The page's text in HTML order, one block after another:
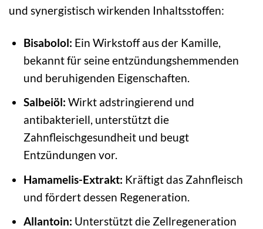
und synergistisch wirkenden Inhaltsstoffen:
Bisabolol: Ein Wirkstoff aus der Kamille,
bekannt für seine entzündungshemmenden
und beruhigenden Eigenschaften.
Salbeiöl: Wirkt adstringierend und
antibakteriell, unterstützt die
Zahnfleischgesundheit und beugt
Entzündungen vor.
Hamamelis-Extrakt: Kräftigt das Zahnfleisch
und fördert dessen Regeneration.
Allantoin: Unterstützt die Zellregeneration